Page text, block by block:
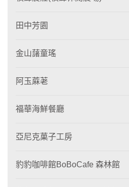
田中芳園
金山藷童瑤
阿玉蔴荖
福華海鮮餐廳
亞尼克菓子工房
豹豹咖啡館BoBoCafe 森林館